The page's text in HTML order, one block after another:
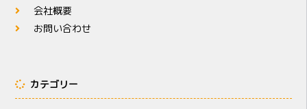
会社概要
お問い合わせ
カテゴリー